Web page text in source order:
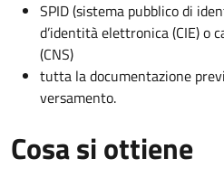
SPID (sistema pubblico di
d’identità elettronica (CIE) o
(CNS)
tutta la documentazione
versamento.
Cosa si ottiene